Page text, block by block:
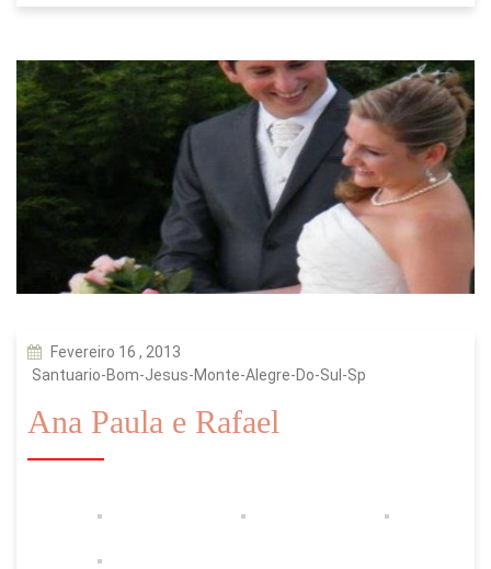
Fevereiro 16 , 2013
Santuario-Bom-Jesus-Monte-Alegre-Do-Sul-Sp
Ana Paula e Rafael